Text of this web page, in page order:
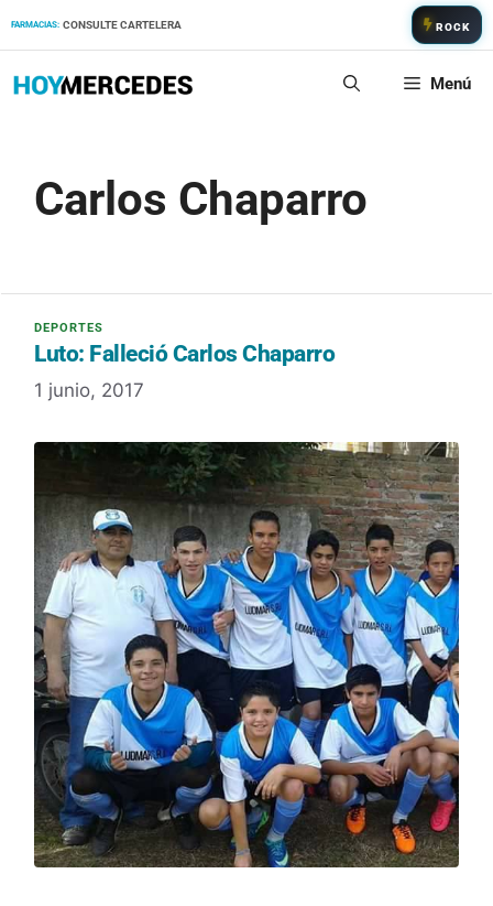
FARMACIAS: CONSULTE CARTELERA ROCK
Menú
Carlos Chaparro
Luto: Falleció Carlos Chaparro
1 junio, 2017